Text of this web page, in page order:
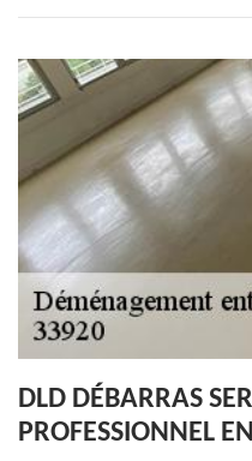
DLD DÉBARRAS
PROFESSIONNEL